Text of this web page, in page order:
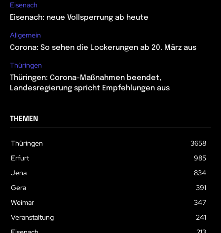
Eisenach
Eisenach: neue Vollsperrung ab heute
Allgemein
Corona: So sehen die Lockerungen ab 20. März aus
Thüringen
Thüringen: Corona-Maßnahmen beendet,
Landesregierung spricht Empfehlungen aus
THEMEN
Thüringen
3658
Erfurt
985
Jena
834
Gera
391
Weimar
347
Veranstaltung
241